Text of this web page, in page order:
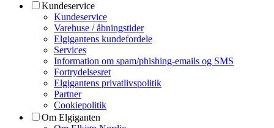
Kundeservice
Kundeservice
Varehuse / åbningstider
Elgigantens kundefordele
Services
Information om spam/phishing-emails og SMS
Fortrydelsesret
Elgigantens privatlivspolitik
Partner
Cookiepolitik
Om Elgiganten